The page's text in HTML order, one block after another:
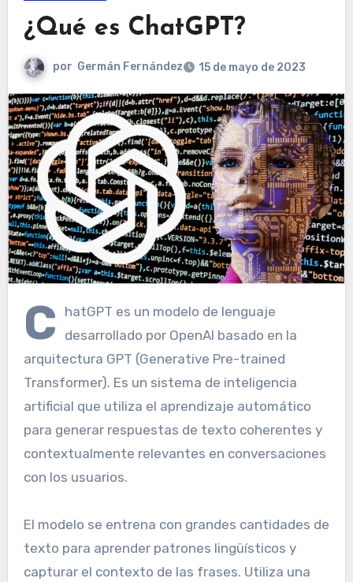
¿Qué es ChatGPT?
por Germán Fernández 15 de mayo de 2023
C
hatGPT es un modelo de lenguaje
desarrollado por OpenAI basado en la
arquitectura GPT (Generative Pre-trained
Transformer). Es un sistema de inteligencia
artificial que utiliza el aprendizaje automático
para generar respuestas de texto coherentes y
contextualmente relevantes en conversaciones
con los usuarios.
El modelo se entrena con grandes cantidades de
texto para aprender patrones lingüísticos y
capturar el contexto de las frases. Utiliza una